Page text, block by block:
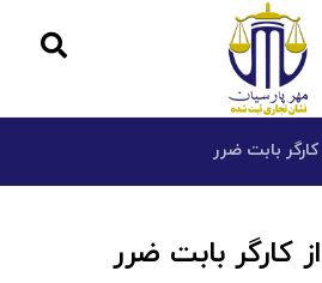
بابت ضرر
کارگر بابت ضرر